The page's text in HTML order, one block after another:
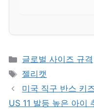
카
테
리
글로벌 사이즈 규격
태
그
젤리캣
미국 직구 반스 키
US 11 발등 높은 아이